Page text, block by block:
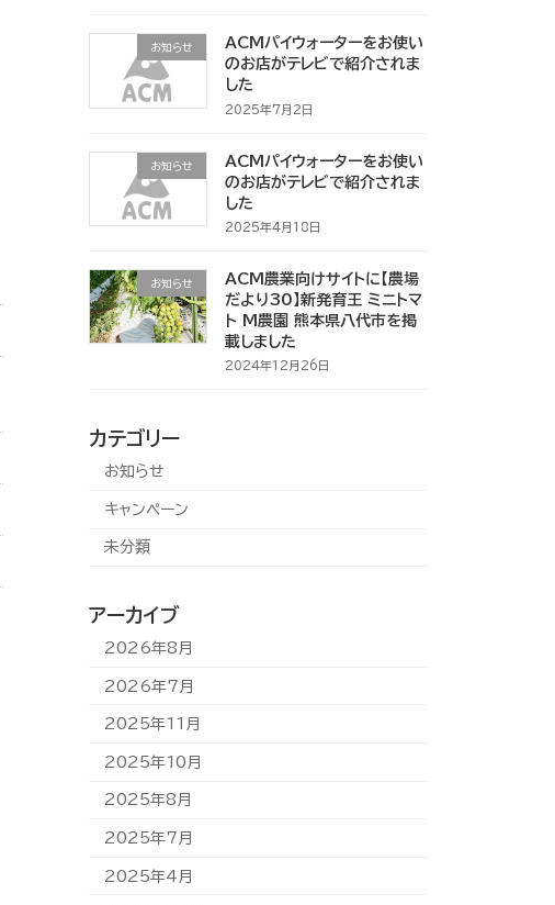
お知らせ
ACMパイウォーターをお使い
のお店がテレビで紹介されま
した
2025年7月2日
お知らせ
ACMパイウォーターをお使い
のお店がテレビで紹介されま
した
2025年4月18日
お知らせ
ACM農業向けサイトに【農場
だより30】新発育王 ミニトマ
ト M農園 熊本県八代市を掲
載しました
2024年12月26日
カテゴリー
お知らせ
キャンペーン
未分類
アーカイブ
2026年8月
2026年7月
2025年11月
2025年10月
2025年8月
2025年7月
2025年4月